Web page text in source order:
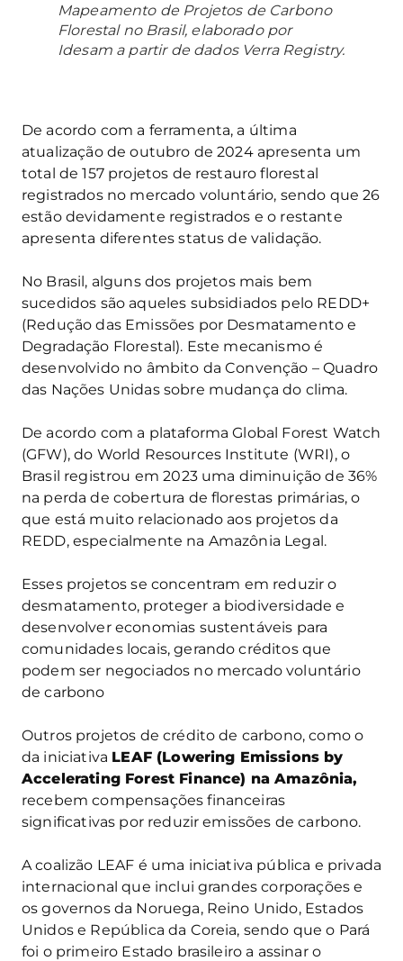
Mapeamento de Projetos de Carbono
Florestal no Brasil, elaborado por
Idesam a partir de dados Verra Registry.
De acordo com a ferramenta, a última
atualização de outubro de 2024 apresenta um
total de 157 projetos de restauro florestal
registrados no mercado voluntário, sendo que 26
estão devidamente registrados e o restante
apresenta diferentes status de validação.
No Brasil, alguns dos projetos mais bem
sucedidos são aqueles subsidiados pelo REDD+
(Redução das Emissões por Desmatamento e
Degradação Florestal). Este mecanismo é
desenvolvido no âmbito da Convenção – Quadro
das Nações Unidas sobre mudança do clima.
De acordo com a plataforma Global Forest Watch
(GFW), do World Resources Institute (WRI), o
Brasil registrou em 2023 uma diminuição de 36%
na perda de cobertura de florestas primárias, o
que está muito relacionado aos projetos da
REDD, especialmente na Amazônia Legal.
Esses projetos se concentram em reduzir o
desmatamento, proteger a biodiversidade e
desenvolver economias sustentáveis para
comunidades locais, gerando créditos que
podem ser negociados no mercado voluntário
de carbono
Outros projetos de crédito de carbono, como o
da iniciativa LEAF (Lowering Emissions by
Accelerating Forest Finance) na Amazônia,
recebem compensações financeiras
significativas por reduzir emissões de carbono.
A coalizão LEAF é uma iniciativa pública e privada
internacional que inclui grandes corporações e
os governos da Noruega, Reino Unido, Estados
Unidos e República da Coreia, sendo que o Pará
foi o primeiro Estado brasileiro a assinar o